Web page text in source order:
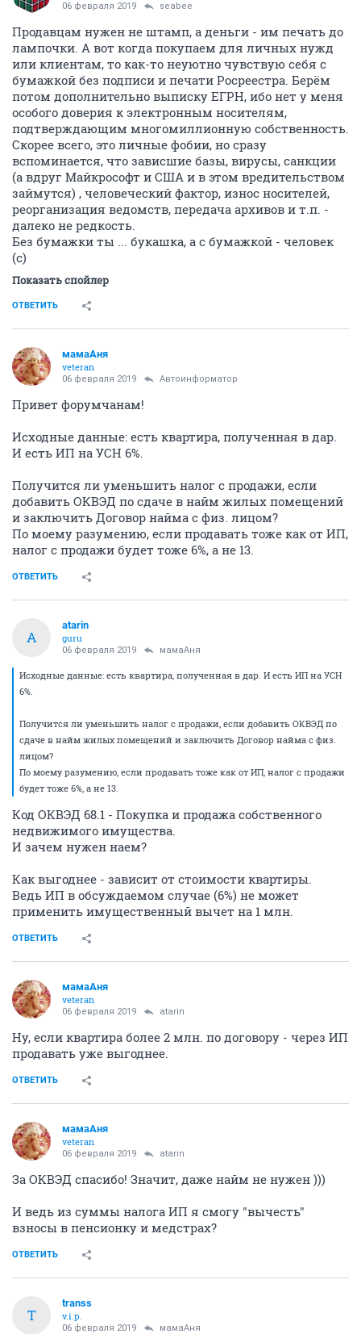
06 февраля 2019 seabee
Продавцам нужен не штамп, а деньги - им печать до
лампочки. А вот когда покупаем для личных нужд
или клиентам, то как-то неуютно чувствую себя с
бумажкой без подписи и печати Росреестра. Берём
потом дополнительно выписку ЕГРН, ибо нет у меня
особого доверия к электронным носителям,
подтверждающим многомиллионную собственность.
Скорее всего, это личные фобии, но сразу
вспоминается, что зависшие базы, вирусы, санкции
(а вдруг Майкрософт и США и в этом вредительством
займутся) , человеческий фактор, износ носителей,
реорганизация ведомств, передача архивов и т.п. -
далеко не редкость.
Без бумажки ты ... букашка, а с бумажкой - человек
(с)
Показать спойлер
ОТВЕТИТЬ
мамаАня
veteran
06 февраля 2019 Автоинформатор
Привет форумчанам!
Исходные данные: есть квартира, полученная в дар.
И есть ИП на УСН 6%.
Получится ли уменьшить налог с продажи, если
добавить ОКВЭД по сдаче в найм жилых помещений
и заключить Договор найма с физ. лицом?
По моему разумению, если продавать тоже как от ИП,
налог с продажи будет тоже 6%, а не 13.
ОТВЕТИТЬ
A
atarin
guru
06 февраля 2019 мамаАня
Исходные данные: есть квартира, полученная в дар. И есть ИП на УСН
6%.
Получится ли уменьшить налог с продажи, если добавить ОКВЭД по
сдаче в найм жилых помещений и заключить Договор найма с физ.
лицом?
По моему разумению, если продавать тоже как от ИП, налог с продажи
будет тоже 6%, а не 13.
Код ОКВЭД 68.1 - Покупка и продажа собственного
недвижимого имущества.
И зачем нужен наем?
Как выгоднее - зависит от стоимости квартиры.
Ведь ИП в обсуждаемом случае (6%) не может
применить имущественный вычет на 1 млн.
ОТВЕТИТЬ
мамаАня
veteran
06 февраля 2019 atarin
Ну, если квартира более 2 млн. по договору - через ИП
продавать уже выгоднее.
ОТВЕТИТЬ
мамаАня
veteran
06 февраля 2019 atarin
За ОКВЭД спасибо! Значит, даже найм не нужен )))
И ведь из суммы налога ИП я смогу "вычесть"
взносы в пенсионку и медстрах?
ОТВЕТИТЬ
T
transs
v.i.p.
06 февраля 2019 мамаАня